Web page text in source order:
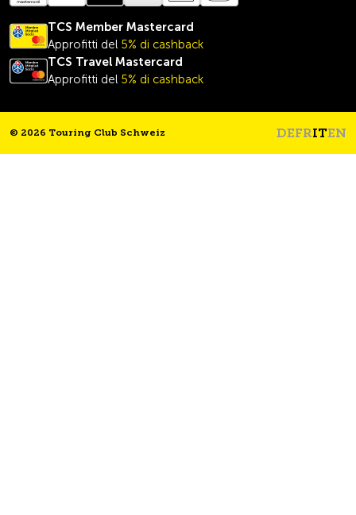
TCS Member Mastercard
Approfitti del 5% di cashback
TCS Travel Mastercard
Approfitti del 5% di cashback
© 2026 Touring Club Schweiz DEFRITEN